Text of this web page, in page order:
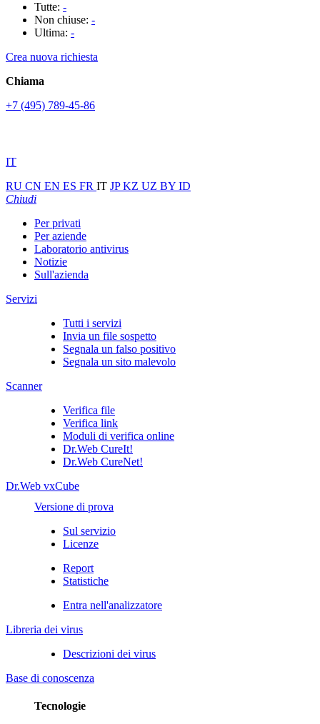
Tutte: -
Non chiuse: -
Ultima: -
Crea nuova richiesta
Chiama
+7 (495) 789-45-86
IT
RU CN EN ES FR IT JPKZ UZ BY ID
Chiudi
Per privati
Per aziende
Laboratorio antivirus
Notizie
Sull'azienda
Servizi
Tutti i servizi
Invia un file sospetto
Segnala un falso positivo
Segnala un sito malevolo
Scanner
Verifica file
Verifica link
Moduli di verifica online
Dr.Web CureIt!
Dr.Web CureNet!
Dr.Web vxCube
Versione di prova
Sul servizio
Licenze
Report
Statistiche
Entra nell'analizzatore
Libreria dei virus
Descrizioni dei virus
Base di conoscenza
Tecnologie